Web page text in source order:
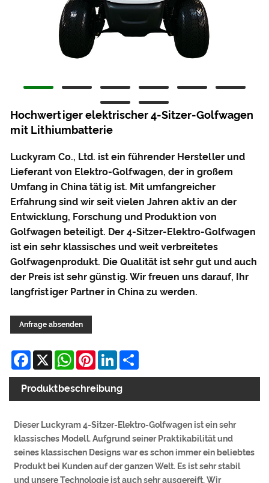
Hochwertiger elektrischer 4-Sitzer-Golfwagen
mit Lithiumbatterie
Luckyram Co., Ltd. ist ein führender Hersteller und
Lieferant von Elektro-Golfwagen, der in großem
Umfang in China tätig ist. Mit umfangreicher
Erfahrung sind wir seit vielen Jahren aktiv an der
Entwicklung, Forschung und Produktion von
Golfwagen beteiligt. Der 4-Sitzer-Elektro-Golfwagen
ist ein sehr klassisches und weit verbreitetes
Golfwagenprodukt. Die Qualität ist sehr gut und auch
der Preis ist sehr günstig. Wir freuen uns darauf, Ihr
langfristiger Partner in China zu werden.
Anfrage absenden
Facebook
X WhatsApp
Pinterest
LinkedIn
Produktbeschreibung
Dieser Luckyram 4-Sitzer-Elektro-Golfwagen ist ein sehr
klassisches Modell. Aufgrund seiner Praktikabilität und
seines klassischen Designs war es schon immer ein beliebtes
Produkt bei Kunden auf der ganzen Welt. Es ist sehr stabil
und unsere Technologie ist auch sehr ausgereift. Wir